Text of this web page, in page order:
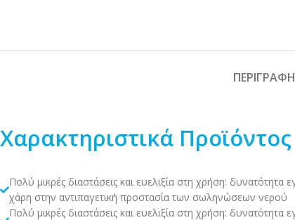
ΠΕΡΙΓΡΑΦΉ
Χαρακτηριστικά Προϊόντος
Πολύ μικρές διαστάσεις και ευελιξία στη χρήση:
χάρη στην αντιπαγετική προστασία των σωληνώσεων νερού
Πολύ μικρές διαστάσεις και ευελιξία στη χρήση: